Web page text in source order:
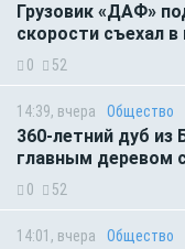
Грузовик «ДАФ»
скорости съехал
0 52
14:39, вчера Общество
360-летний дуб из
главным деревом
0 52
14:01, вчера Общество